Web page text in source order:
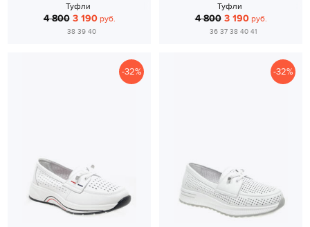
Туфли
4 800 3 190руб.
38 39 40
Туфли
4 800 3 190руб.
36 37 38 40 41
-32% -32%